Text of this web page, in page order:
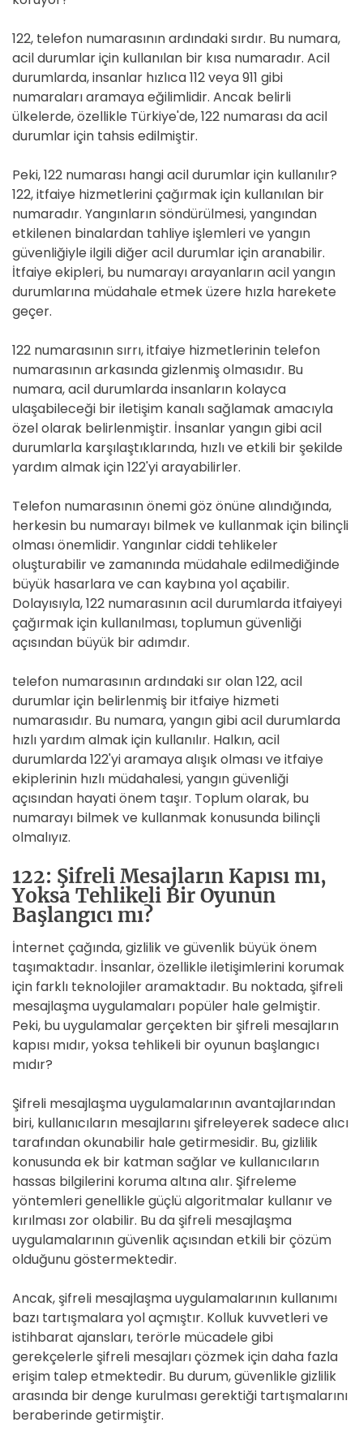
122, telefon numarasının ardındaki sırdır. Bu numara,
acil durumlar için kullanılan bir kısa numaradır. Acil
durumlarda, insanlar hızlıca 112 veya 911 gibi
numaraları aramaya eğilimlidir. Ancak belirli
ülkelerde, özellikle Türkiye'de, 122 numarası da acil
durumlar için tahsis edilmiştir.
Peki, 122 numarası hangi acil durumlar için kullanılır?
122, itfaiye hizmetlerini çağırmak için kullanılan bir
numaradır. Yangınların söndürülmesi, yangından
etkilenen binalardan tahliye işlemleri ve yangın
güvenliğiyle ilgili diğer acil durumlar için aranabilir.
İtfaiye ekipleri, bu numarayı arayanların acil yangın
durumlarına müdahale etmek üzere hızla harekete
geçer.
122 numarasının sırrı, itfaiye hizmetlerinin telefon
numarasının arkasında gizlenmiş olmasıdır. Bu
numara, acil durumlarda insanların kolayca
ulaşabileceği bir iletişim kanalı sağlamak amacıyla
özel olarak belirlenmiştir. İnsanlar yangın gibi acil
durumlarla karşılaştıklarında, hızlı ve etkili bir şekilde
yardım almak için 122'yi arayabilirler.
Telefon numarasının önemi göz önüne alındığında,
herkesin bu numarayı bilmek ve kullanmak için bilinçli
olması önemlidir. Yangınlar ciddi tehlikeler
oluşturabilir ve zamanında müdahale edilmediğinde
büyük hasarlara ve can kaybına yol açabilir.
Dolayısıyla, 122 numarasının acil durumlarda itfaiyeyi
çağırmak için kullanılması, toplumun güvenliği
açısından büyük bir adımdır.
telefon numarasının ardındaki sır olan 122, acil
durumlar için belirlenmiş bir itfaiye hizmeti
numarasıdır. Bu numara, yangın gibi acil durumlarda
hızlı yardım almak için kullanılır. Halkın, acil
durumlarda 122'yi aramaya alışık olması ve itfaiye
ekiplerinin hızlı müdahalesi, yangın güvenliği
açısından hayati önem taşır. Toplum olarak, bu
numarayı bilmek ve kullanmak konusunda bilinçli
olmalıyız.
122: Şifreli Mesajların Kapısı mı,
Yoksa Tehlikeli Bir Oyunun
Başlangıcı mı?
İnternet çağında, gizlilik ve güvenlik büyük önem
taşımaktadır. İnsanlar, özellikle iletişimlerini korumak
için farklı teknolojiler aramaktadır. Bu noktada, şifreli
mesajlaşma uygulamaları popüler hale gelmiştir.
Peki, bu uygulamalar gerçekten bir şifreli mesajların
kapısı mıdır, yoksa tehlikeli bir oyunun başlangıcı
mıdır?
Şifreli mesajlaşma uygulamalarının avantajlarından
biri, kullanıcıların mesajlarını şifreleyerek sadece alıcı
tarafından okunabilir hale getirmesidir. Bu, gizlilik
konusunda ek bir katman sağlar ve kullanıcıların
hassas bilgilerini koruma altına alır. Şifreleme
yöntemleri genellikle güçlü algoritmalar kullanır ve
kırılması zor olabilir. Bu da şifreli mesajlaşma
uygulamalarının güvenlik açısından etkili bir çözüm
olduğunu göstermektedir.
Ancak, şifreli mesajlaşma uygulamalarının kullanımı
bazı tartışmalara yol açmıştır. Kolluk kuvvetleri ve
istihbarat ajansları, terörle mücadele gibi
gerekçelerle şifreli mesajları çözmek için daha fazla
erişim talep etmektedir. Bu durum, güvenlikle gizlilik
arasında bir denge kurulması gerektiği tartışmalarını
beraberinde getirmiştir.